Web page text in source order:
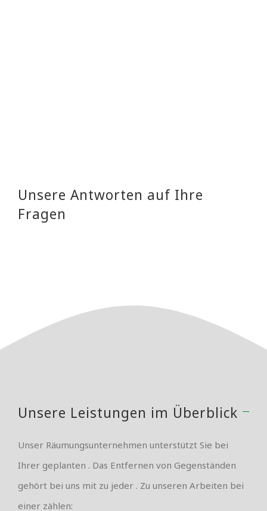
Unsere Antworten auf Ihre
Fragen
Unsere Leistungen im Überblick
Unser Räumungsunternehmen unterstützt Sie bei
Ihrer geplanten . Das Entfernen von Gegenständen
gehört bei uns mit zu jeder . Zu unseren Arbeiten bei
einer zählen: